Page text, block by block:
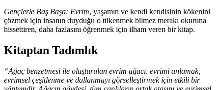
Gençlerle Baş Başa: Evrim, yaşamın ve kendi kendisinin kökenini
çözmek için insanın duyduğu o tükenmek bilmez merakı okuruna
hissettiren, daha fazlasını öğrenmek için ilham veren bir kitap.
Kitaptan Tadımlık
“Ağaç benzetmesi ile oluşturulan evrim ağacı, evrimi anlamak,
evrimsel çeşitlenme ve dallanmayı görselleştirmek için etkili bir